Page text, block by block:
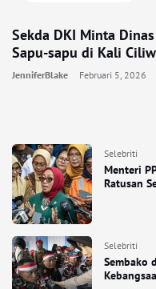
Selebriti
Menteri
Ratusan
Selebriti
Sembako
Sekda DKI Minta
Sapu-sapu di Kali
JenniferBlake Februari 5, 2026